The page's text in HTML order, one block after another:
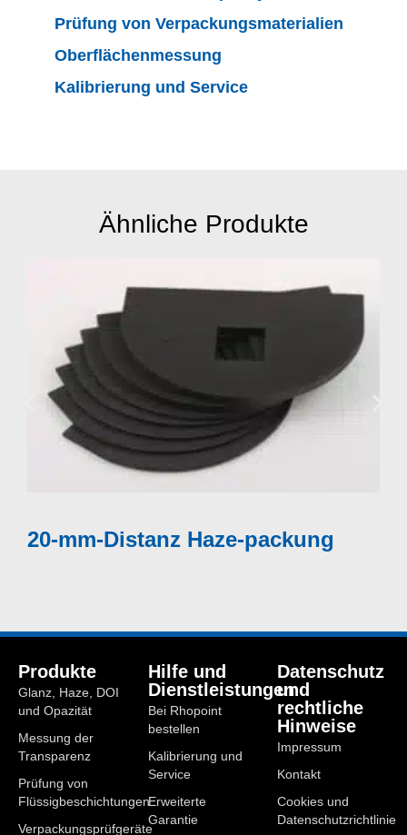
Prüfung von Verpackungsmaterialien
Oberflächenmessung
Kalibrierung und Service
Ähnliche Produkte
Mehr anzeigen
20-mm-Distanz Haze-packung
Produkte
Glanz, Haze, DOI
und Opazität
Messung der
Transparenz
Prüfung von
Flüssigbeschichtungen
Verpackungsprüfgeräte
Hilfe und
Dienstleistungen
Bei Rhopoint
bestellen
Kalibrierung und
Service
Erweiterte
Garantie
Datenschutz
und
rechtliche
Hinweise
Impressum
Kontakt
Cookies und
Datenschutzrichtlinie